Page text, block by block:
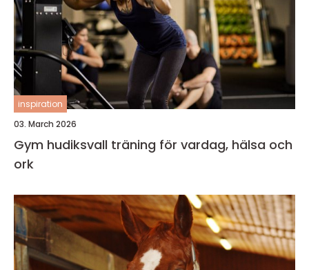
inspiration
03. March 2026
Gym hudiksvall träning för vardag, hälsa och
ork